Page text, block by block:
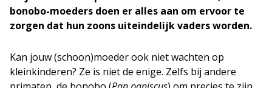
bonobo-moeders doen er alles aan om ervoor te
zorgen dat hun zoons uiteindelijk vaders worden.
Kan jouw (schoon)moeder ook niet wachten op
kleinkinderen? Ze is niet de enige. Zelfs bij andere